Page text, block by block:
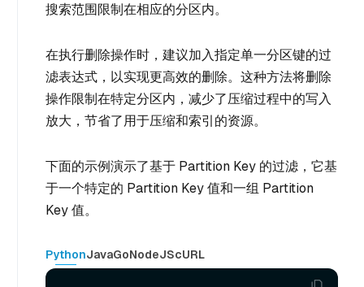
搜索范围限制在相应的分区内。
在执行删除操作时，建议加入指定单一分区键的过
滤表达式，以实现更高效的删除。这种方法将删除
操作限制在特定分区内，减少了压缩过程中的写入
放大，节省了用于压缩和索引的资源。
下面的示例演示了基于 Partition Key 的过滤，它基
于一个特定的 Partition Key 值和一组 Partition
Key 值。
PythonJavaGoNodeJScURL